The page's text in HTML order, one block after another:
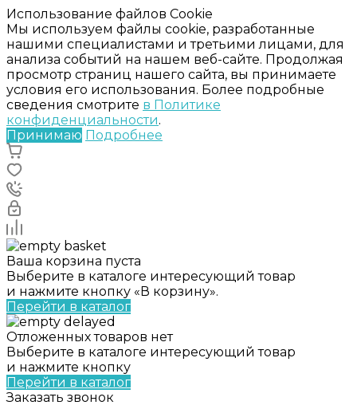
Использование файлов Cookie
Мы используем файлы cookie, разработанные
нашими специалистами и третьими лицами, для
анализа событий на нашем веб-сайте. Продолжая
просмотр страниц нашего сайта, вы принимаете
условия его использования. Более подробные
сведения смотрите в Политике
конфиденциальности.
Принимаю Подробнее
Ваша корзина пуста
Выберите в каталоге интересующий товар
и нажмите кнопку «В корзину».
Перейти в каталог
Отложенных товаров нет
Выберите в каталоге интересующий товар
и нажмите кнопку
Перейти в каталог
Заказать звонок